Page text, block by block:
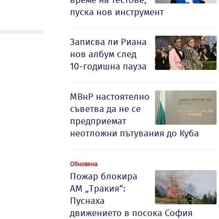
пуска нов инструмент
Записва ли Риана
нов албум след
10-годишна пауза
МВнР настоятелно
съветва да не се
предприемат
неотложни пътувания до Куба
Обновена
Пожар блокира
АМ „Тракия“:
Пуснаха
движението в посока София